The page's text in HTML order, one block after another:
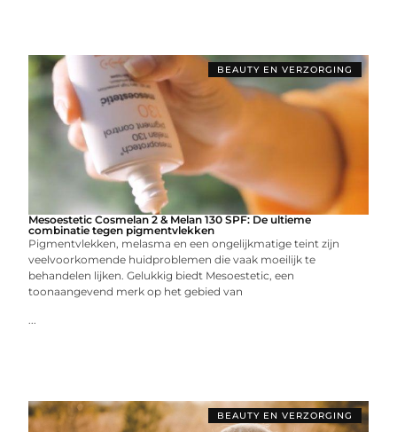
BEAUTY EN VERZORGING
Mesoestetic Cosmelan 2 & Melan 130 SPF: De ultieme
combinatie tegen pigmentvlekken
Pigmentvlekken, melasma en een ongelijkmatige teint zijn
veelvoorkomende huidproblemen die vaak moeilijk te
behandelen lijken. Gelukkig biedt Mesoestetic, een
toonaangevend merk op het gebied van
...
BEAUTY EN VERZORGING